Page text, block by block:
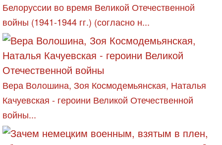
Белоруссии во время Великой Отечественной
войны (1941-1944 гг.) (согласно н...
Вера Волошина, Зоя Космодемьянская, Наталья
Качуевская - героини Великой Отечественной
войны...